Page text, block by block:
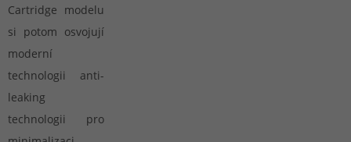
Cartridge modelu
si potom osvojují
moderní
technologii anti-
leaking
technologii pro